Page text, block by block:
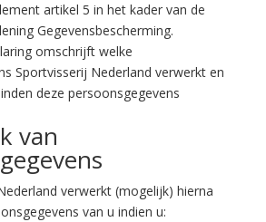
artikel 5 in het kader van de
Gegevensbescherming.
omschrijft welke
Sportvisserij Nederland verwerkt en
deze persoonsgegevens
van
verwerkt (mogelijk) hierna
van u indien u: